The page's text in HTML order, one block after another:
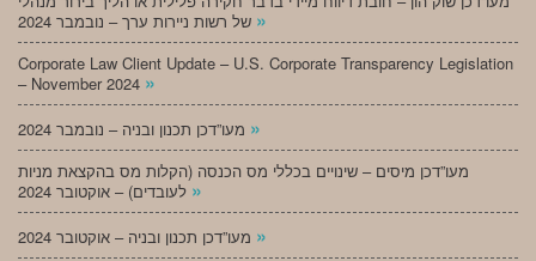
»
Corporate Law Client Update – U.S. Corporate Transparency Legislation
– November 2024 »
»
מעו”דכן מיסים – שינויים בכללי מס הכנסה (הקלות מס בהקצאת מניות
»
»